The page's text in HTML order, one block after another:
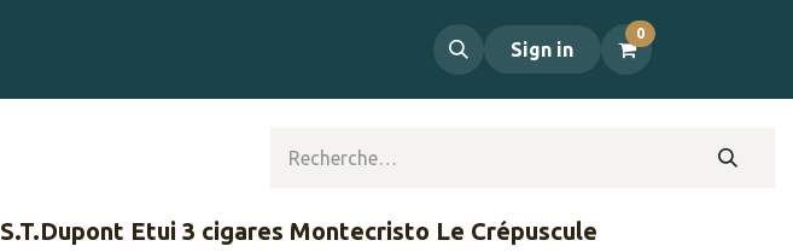
Sign in
0
S.T.Dupont Etui 3 cigares Montecristo Le Crépuscule